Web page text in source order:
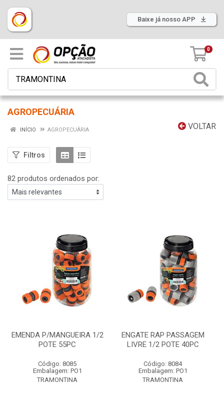
Baixe já nosso APP
0
AGROPECUÁRIA
VOLTAR
INÍCIO AGROPECUÁRIA
Filtros
82 produtos ordenados por:
EMENDA P/MANGUEIRA 1/2
POTE 55PC
Código: 8085
Embalagem: PO1
TRAMONTINA
ENGATE RAP PASSAGEM
LIVRE 1/2 POTE 40PC
Código: 8084
Embalagem: PO1
TRAMONTINA